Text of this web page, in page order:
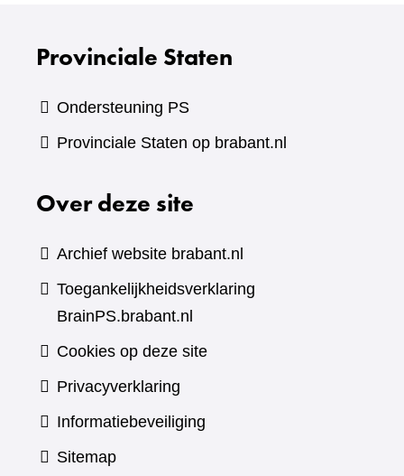
Provinciale Staten
Ondersteuning PS
Provinciale Staten op brabant.nl
Over deze site
Archief website brabant.nl
Toegankelijkheidsverklaring
BrainPS.brabant.nl
Cookies op deze site
Privacyverklaring
Informatiebeveiliging
Sitemap